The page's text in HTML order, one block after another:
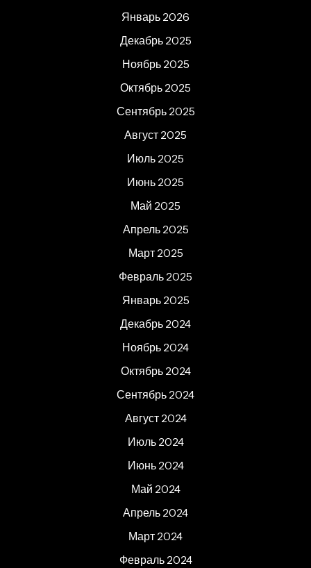
Январь 2026
Декабрь 2025
Ноябрь 2025
Октябрь 2025
Сентябрь 2025
Август 2025
Июль 2025
Июнь 2025
Май 2025
Апрель 2025
Март 2025
Февраль 2025
Январь 2025
Декабрь 2024
Ноябрь 2024
Октябрь 2024
Сентябрь 2024
Август 2024
Июль 2024
Июнь 2024
Май 2024
Апрель 2024
Март 2024
Февраль 2024